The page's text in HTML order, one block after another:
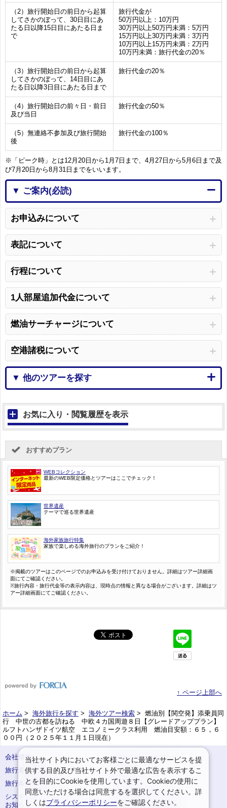
（2）旅行開始日の前日から起算
してさかのぼって、30日目にあ
たる日以降15日目にあたる日ま
で
旅行代金が
50万円以上：10万円
30万円以上50万円未満：5万円
15万円以上30万円未満：3万円
10万円以上15万円未満：2万円
10万円未満：旅行代金の20％
（3）旅行開始日の前日から起算
してさかのぼって、14日目にあ
たる日以降3日目にあたる日まで
旅行代金の20％
（4）旅行開始日の前々日・前日
及び当日
旅行代金の50％
（5）無連絡不参加及び旅行開始
後
旅行代金の100％
※「ピーク時」とは12月20日から1月7日まで、4月27日から5月6日まで及
び7月20日から8月31日までをいいます。
▼ ご案内(必読)
お申込みについて
表記について
行程について
1人部屋追加代金について
燃油サーチャージについて
空港諸税について
▼ 他のツアーを探す
お気に入り・閲覧履歴を表示
おすすめプラン
WEBコレクション
最新のWEB限定価格とツアーはここでチェック！
世界遺産
テーマで巡る世界遺産
海外家族旅行特集
家族で楽しめる海外旅行のプランをご紹介！
※掲載のツアーはこのページでのお申込みを受け付けておりません。詳細はツアー詳細画
面にてご確認ください。
※旅行内容・旅行代金等の表示内容は、現時点の情報と異なる場合がございます。詳細はツ
アー詳細画面にてご確認ください。
↑ ページ上部へ
ホーム > 海外旅行を探す > 海外ツアー検索 > 燃油別【関空発】添乗員同
行 中世の古都を訪ねる 中欧４カ国周遊８日【グレードアッププラン】
ルフトハンザドイツ航空 エコノミークラス利用 燃油目安額：６５，６
００円（２０２５年１１月１日現在）
会社情報
プライバシーポリシー
旅行業登録票・約款
規約集
旅行条件書
サイトマップ
システムメンテナンスの
お知らせ
お申込みまでの手順
当社サイト内においてお客様ごとに最適なサービスを提
供する目的及び当社サイト外で最適な広告を表示するこ
とを目的にCookieを使用しています。Cookieの使用に
同意いただける場合は同意するを選択してください。詳
しくはプライバシーポリシーをご確認ください。